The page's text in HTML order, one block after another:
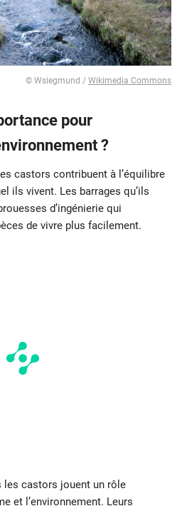
© Wsiegmund / Wikimedia Commons
pour
?
castors contribuent à l’équilibre
ils vivent. Les barrages qu’ils
d’ingénierie qui
de vivre plus facilement.
les castors jouent un rôle
et l’environnement. Leurs